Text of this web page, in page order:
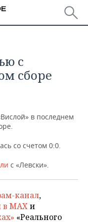
с
сборе
в последнем
со счетом 0:0.
с «Левски».
канал,
в MAXи
«Реального